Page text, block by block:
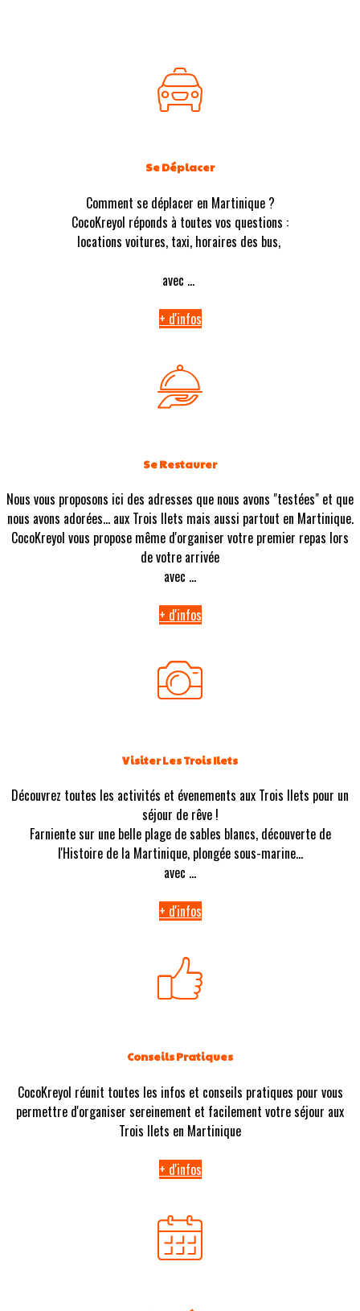
Se Déplacer
Comment se déplacer en Martinique ?
CocoKreyol réponds à toutes vos questions :
locations voitures, taxi, horaires des bus,
avec ...
+ d'infos
Se Restaurer
Nous vous proposons ici des adresses que nous avons "testées" et que
nous avons adorées... aux Trois Ilets mais aussi partout en Martinique.
CocoKreyol vous propose même d'organiser votre premier repas lors
de votre arrivée
avec ...
+ d'infos
Visiter Les Trois Ilets
Découvrez toutes les activités et évenements aux Trois Ilets pour un
séjour de rêve !
Farniente sur une belle plage de sables blancs, découverte de
l'Histoire de la Martinique, plongée sous-marine...
avec ...
+ d'infos
Conseils Pratiques
CocoKreyol réunit toutes les infos et conseils pratiques pour vous
permettre d'organiser sereinement et facilement votre séjour aux
Trois Ilets en Martinique
+ d'infos